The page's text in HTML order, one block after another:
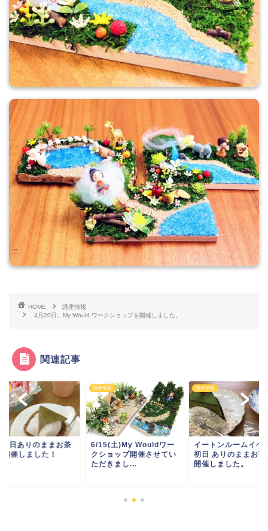
HOME
講座情報
4月20日、My Would ワークショップを開催しました。
関連記事
日ありのままお茶
開催しました！
講座情報
6/15(土)My Wouldワー
クショップ開催させてい
ただきまし...
講座情報
イートンルームイベ
初日 ありのままお茶
開催しました。